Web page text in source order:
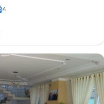
4